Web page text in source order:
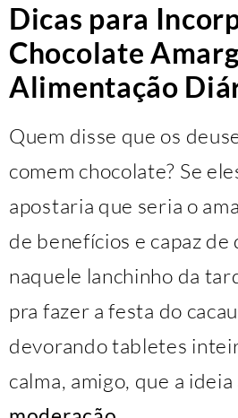
Dicas para
Chocolate
Alimentação
Quem disse que os
comem chocolate? Se
apostaria que seria o
de benefícios e capaz
naquele lanchinho da
pra fazer a festa do
devorando tabletes
calma, amigo, que a ideia